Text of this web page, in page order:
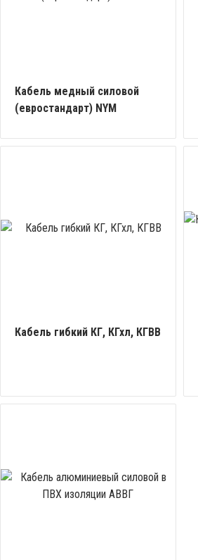
Кабель медный силовой
(евростандарт) NYM
Кабель гибкий КГ, КГхл, КГВВ